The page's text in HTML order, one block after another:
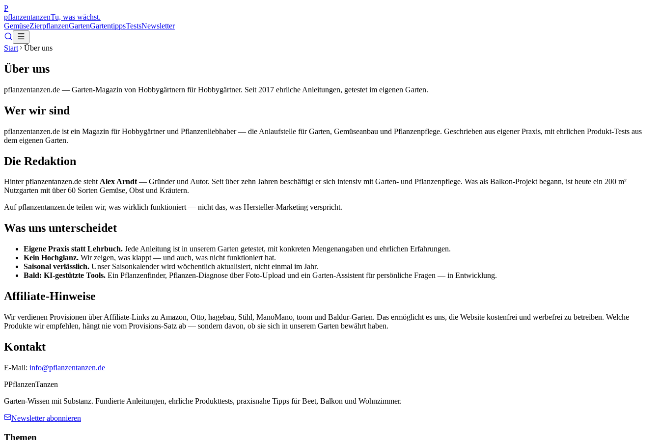
P
pflanzentanzenTu, was wächst.
GemüseZierpflanzenGartenGartentippsTestsNewsletter
Start Über uns
Über uns
pflanzentanzen.de — Garten-Magazin von Hobbygärtnern für Hobbygärtner. Seit 2017 ehrliche Anleitungen, getestet im eigenen Garten.
Wer wir sind
pflanzentanzen.de ist ein Magazin für Hobbygärtner und Pflanzenliebhaber — die Anlaufstelle für Garten, Gemüseanbau und Pflanzenpflege. Geschrieben aus eigener Praxis, mit ehrlichen Produkt-Tests aus
dem eigenen Garten.
Die Redaktion
Hinter pflanzentanzen.de stehtAlex Arndt— Gründer und Autor. Seit über zehn Jahren beschäftigt er sich intensiv mit Garten- und Pflanzenpflege. Was als Balkon-Projekt begann, ist heute ein 200 m²
Nutzgarten mit über 60 Sorten Gemüse, Obst und Kräutern.
Auf pflanzentanzen.de teilen wir, was wirklich funktioniert — nicht das, was Hersteller-Marketing verspricht.
Was uns unterscheidet
Eigene Praxis statt Lehrbuch. Jede Anleitung ist in unserem Garten getestet, mit konkreten Mengenangaben und ehrlichen Erfahrungen.
Kein Hochglanz. Wir zeigen, was klappt — und auch, was nicht funktioniert hat.
Saisonal verlässlich. Unser Saisonkalender wird wöchentlich aktualisiert, nicht einmal im Jahr.
Bald: KI-gestützte Tools. Ein Pflanzenfinder, Pflanzen-Diagnose über Foto-Upload und ein Garten-Assistent für persönliche Fragen — in Entwicklung.
Affiliate-Hinweise
Wir verdienen Provisionen über Affiliate-Links zu Amazon, Otto, hagebau, Stihl, ManoMano, toom und Baldur-Garten. Das ermöglicht es uns, die Website kostenfrei und werbefrei zu betreiben. Welche
Produkte wir empfehlen, hängt nie vom Provisions-Satz ab — sondern davon, ob sie sich in unserem Garten bewährt haben.
Kontakt
E-Mail: info@pflanzentanzen.de
PPflanzenTanzen
Garten-Wissen mit Substanz. Fundierte Anleitungen, ehrliche Produkttests, praxisnahe Tipps für Beet, Balkon und Wohnzimmer.
Newsletter abonnieren
Themen